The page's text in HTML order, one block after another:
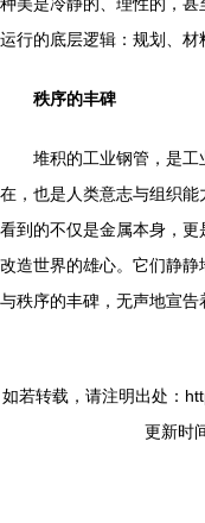
种美是冷静的、理性的，
运行的底层逻辑：规划、材
秩序的丰碑
堆积的工业钢管，是
在，也是人类意志与组织能
看到的不仅是金属本身，
改造世界的雄心。它们静
与秩序的丰碑，无声地宣告
如若转载，请注明出处：
更新时